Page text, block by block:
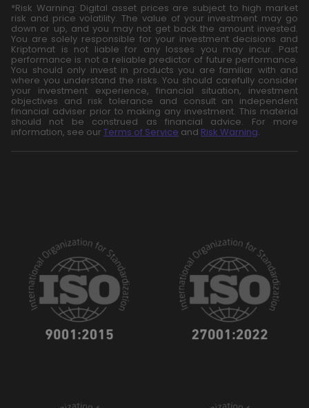
*Risk Warning: Digital asset prices are subject to high market
risk and price volatility. The value of your investment may go
down or up, and you may not get back the amount invested.
You are solely responsible for your investment decisions and
Kriptomat is not liable for any losses you may incur. Past
performance is not a reliable predictor of future performance.
You should only invest in products you are familiar with and
where you understand the risks. You should carefully consider
your investment experience, financial situation, investment
objectives and risk tolerance and consult an independent
financial adviser prior to making any investment. This material
should not be construed as financial advice. For more
information, see our Terms of Service and Risk Warning.